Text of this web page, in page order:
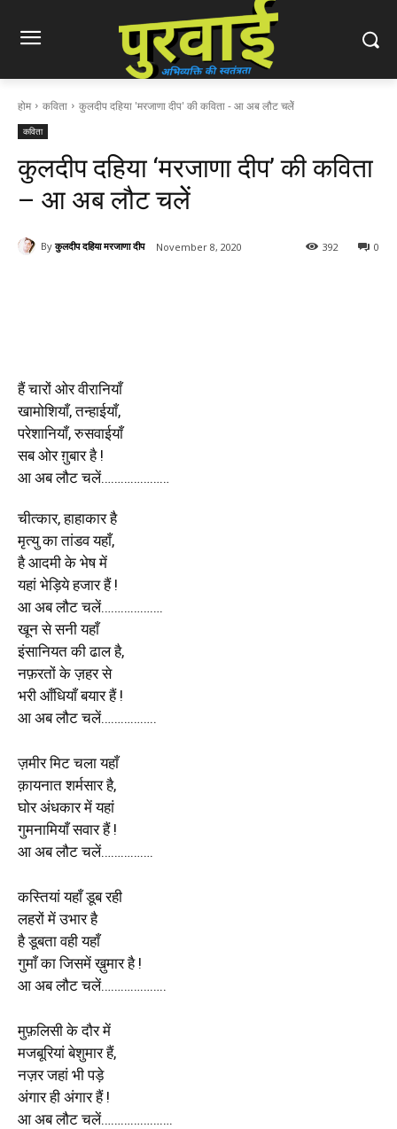
होम कविता कुलदीप दहिया 'मरजाणा दीप' की कविता - आ अब लौट चलेें
कविता
कुलदीप दहिया ‘मरजाणा दीप’ की कविता
– आ अब लौट चलेें
By कुलदीप दहिया मरजाणा दीप November 8, 2020 0
392
हैं चारों ओर वीरानियाँ
खामोशियाँ, तन्हाईयाँ,
परेशानियाँ, रुसवाईयाँ
सब ओर ग़ुबार है !
आ अब लौट चलें…………………
चीत्कार, हाहाकार है
मृत्यु का तांडव यहाँ,
है आदमी के भेष में
यहां भेड़िये हजार हैं !
आ अब लौट चलें……………….
खून से सनी यहाँ
इंसानियत की ढाल है,
नफ़रतों के ज़हर से
भरी आँधियाँ बयार हैं !
आ अब लौट चलें……………..
ज़मीर मिट चला यहाँ
क़ायनात शर्मसार है,
घोर अंधकार में यहां
गुमनामियाँ सवार हैं !
आ अब लौट चलें…………….
कस्तियां यहाँ डूब रही
लहरों में उभार है
है डूबता वही यहाँ
गुमाँ का जिसमें ख़ुमार है !
आ अब लौट चलें………………..
मुफ़लिसी के दौर में
मजबूरियां बेशुमार हैं,
नज़र जहां भी पड़े
अंगार ही अंगार हैं !
आ अब लौट चलें………………….